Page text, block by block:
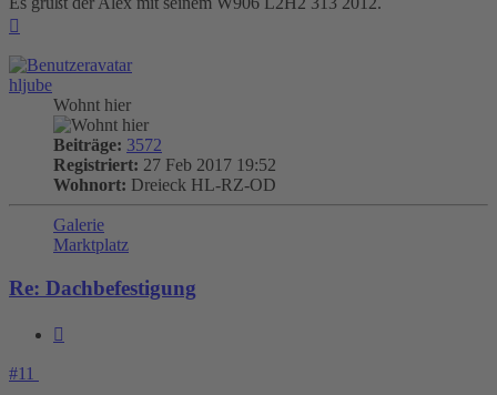
hljube
Wohnt hier
Beiträge: 3572
Registriert: 27 Feb 2017 19:52
Wohnort: Dreieck HL-RZ-OD
Galerie
Marktplatz
Re: Dachbefestigung
#11